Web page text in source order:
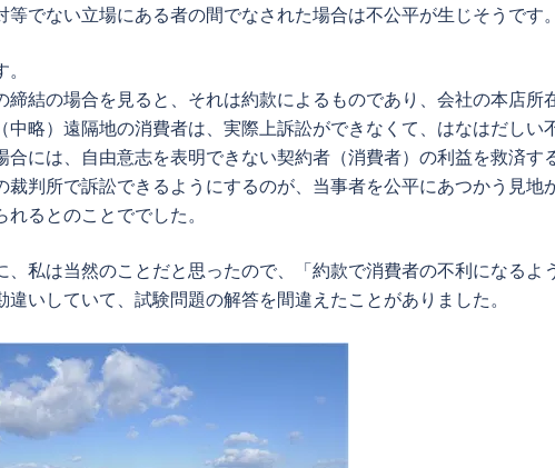
でない立場にある者の間でなされた場合は不公平が生じそうです。
締結の場合を見ると、それは約款によるものであり、会社の本店所
略）遠隔地の消費者は、実際上訴訟ができなくて、はなはだしい
には、自由意志を表明できない契約者（消費者）の利益を救済す
判所で訴訟できるようにするのが、当事者を公平にあつかう見地
るとのことででした。
私は当然のことだと思ったので、「約款で消費者の不利になるよ
いしていて、試験問題の解答を間違えたことがありました。